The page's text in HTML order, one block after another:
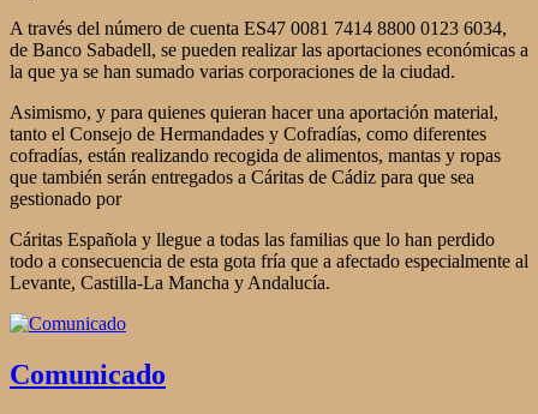
A través del número de cuenta ES47 0081 7414 8800 0123 6034,
de Banco Sabadell, se pueden realizar las aportaciones económicas a
la que ya se han sumado varias corporaciones de la ciudad.
Asimismo, y para quienes quieran hacer una aportación material,
tanto el Consejo de Hermandades y Cofradías, como diferentes
cofradías, están realizando recogida de alimentos, mantas y ropas
que también serán entregados a Cáritas de Cádiz para que sea
gestionado por
Cáritas Española y llegue a todas las familias que lo han perdido
todo a consecuencia de esta gota fría que a afectado especialmente al
Levante, Castilla-La Mancha y Andalucía.
Comunicado